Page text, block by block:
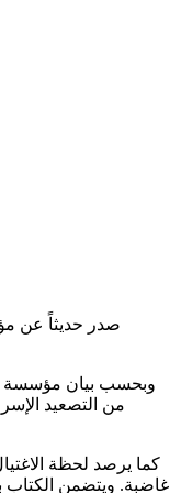
صدر حديثاً عن
وبحسب بيان مؤسسة
من التصعيد
كما يرصد لحظة
غاضبة. ويتضمن الكتاب